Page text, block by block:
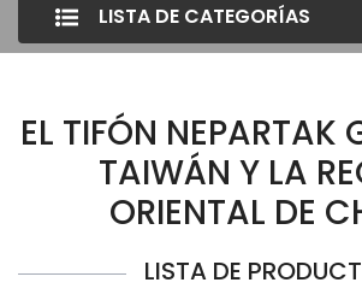
LISTA DE CATEGORÍAS
EL TIFÓN NEPARTAK
TAIWÁN Y LA
ORIENTAL DE
LISTA DE